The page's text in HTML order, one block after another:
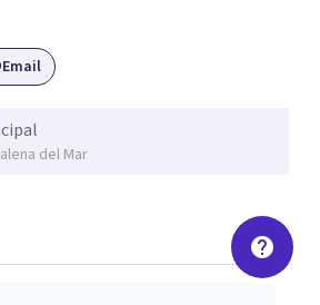
Formación en Terapia
- DBT. Formación en Terapia de
Email
del Mar